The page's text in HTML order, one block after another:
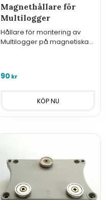
Magnethållare för
Multilogger
Hållare för montering av
Multilogger på magnetiska
90 kr